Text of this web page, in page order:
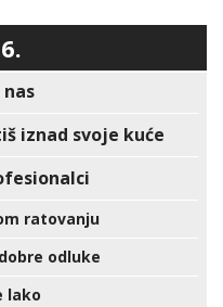
iznad svoje kuće
ratovanju
odluke
lako